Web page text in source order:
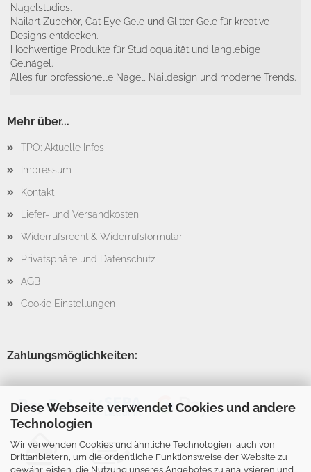
Diese Webseite verwendet Cookies und andere
Technologien
Wir verwenden Cookies und ähnliche Technologien, auch von
Drittanbietern, um die ordentliche Funktionsweise der Website zu
gewährleisten, die Nutzung unseres Angebotes zu analysieren und
Nagelstudios.
Nailart Zubehör, Cat Eye Gele und Glitter Gele für kreative
Designs entdecken.
Hochwertige Produkte für Studioqualität und langlebige
Gelnägel.
Alles für professionelle Nägel, Naildesign und moderne Trends.
Mehr über...
TPO: Aktuelle Infos
Impressum
Kontakt
Liefer- und Versandkosten
Widerrufsrecht & Widerrufsformular
Privatsphäre und Datenschutz
AGB
Cookie Einstellungen
Zahlungsmöglichkeiten: